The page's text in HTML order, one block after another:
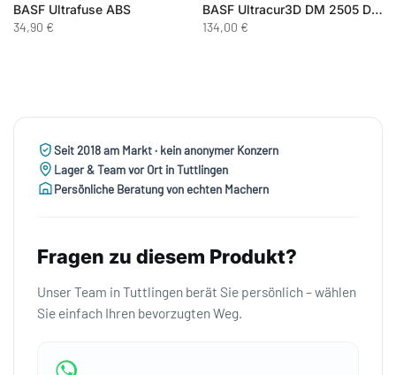
BASF Ultrafuse ABS
34,90 €
BASF Ultracur3D DM 2505 Dental Model Beige - 1 KG
134,00 €
Seit 2018 am Markt · kein anonymer Konzern
Lager & Team vor Ort in Tuttlingen
Persönliche Beratung von echten Machern
Fragen zu diesem Produkt?
Unser Team in Tuttlingen berät Sie persönlich – wählen
Sie einfach Ihren bevorzugten Weg.